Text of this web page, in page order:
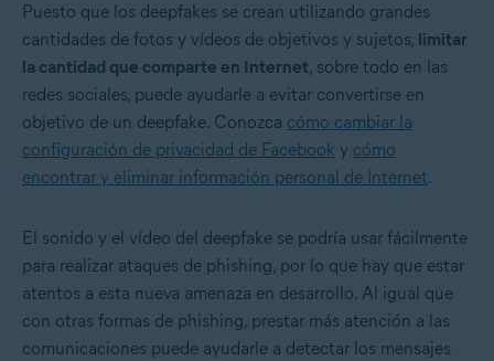
Puesto que los deepfakes se crean utilizando grandes
cantidades de fotos y vídeos de objetivos y sujetos, limitar
la cantidad que comparte en Internet, sobre todo en las
redes sociales, puede ayudarle a evitar convertirse en
objetivo de un deepfake. Conozca cómo cambiar la
configuración de privacidad de Facebook y cómo
encontrar y eliminar información personal de Internet.
El sonido y el vídeo del deepfake se podría usar fácilmente
para realizar ataques de phishing, por lo que hay que estar
atentos a esta nueva amenaza en desarrollo. Al igual que
con otras formas de phishing, prestar más atención a las
comunicaciones puede ayudarle a detectar los mensajes